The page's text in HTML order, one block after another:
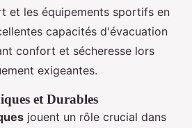
et les équipements sportifs en
capacités d'évacuation
confort et sécheresse lors
exigeantes.
et Durables
jouent un rôle crucial dans